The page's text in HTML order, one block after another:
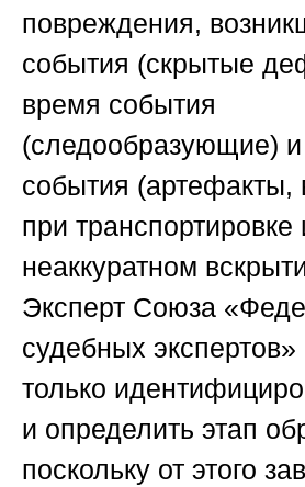
повреждения,
события (скрытые
время события
(следообразующие)
события (артефакты,
при транспортировке
неаккуратном
Эксперт Союза
судебных экспертов»
только
и определить этап
поскольку от этого